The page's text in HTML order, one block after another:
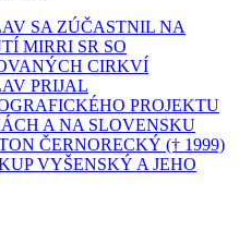
SA ZÚČASTNIL NA
MIRRI SR SO
CIRKVÍ
PRIJAL
PROJEKTU
A NA SLOVENSKU
ČERNORECKÝ († 1999)
VYŠENSKÝ A JEHO